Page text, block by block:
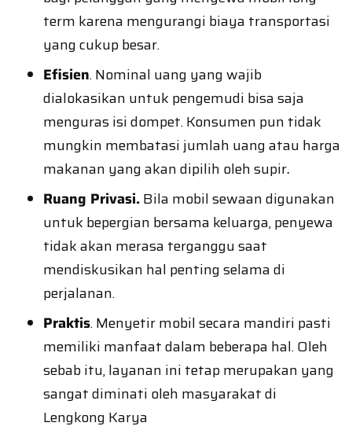
term karena mengurangi biaya transportasi
yang cukup besar.
Efisien. Nominal uang yang wajib
dialokasikan untuk pengemudi bisa saja
menguras isi dompet. Konsumen pun tidak
mungkin membatasi jumlah uang atau harga
makanan yang akan dipilih oleh supir.
Ruang Privasi.Bila mobil sewaan digunakan
untuk bepergian bersama keluarga, penyewa
tidak akan merasa terganggu saat
mendiskusikan hal penting selama di
perjalanan.
Praktis. Menyetir mobil secara mandiri pasti
memiliki manfaat dalam beberapa hal. Oleh
sebab itu, layanan ini tetap merupakan yang
sangat diminati oleh masyarakat di
Lengkong Karya